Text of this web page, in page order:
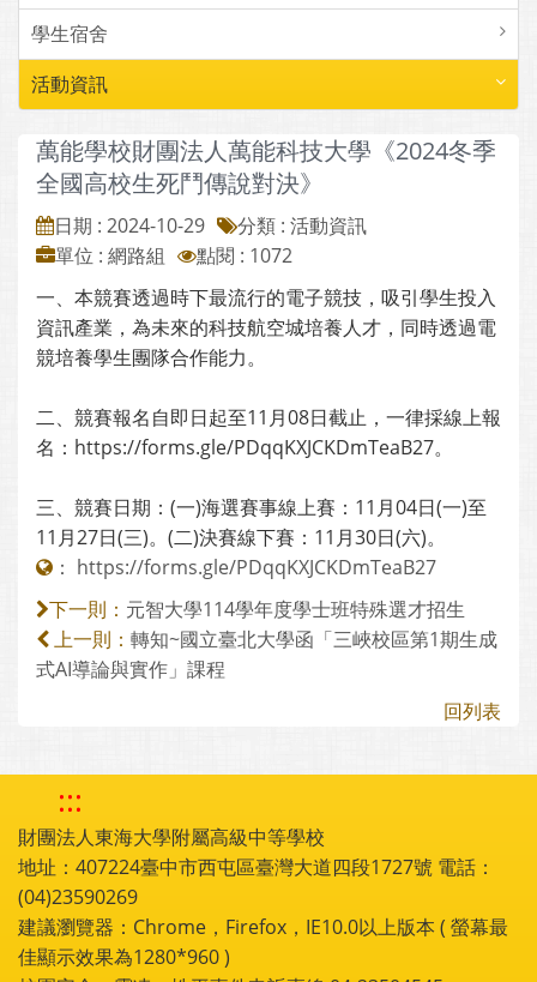
學生宿舍
活動資訊
萬能學校財團法人萬能科技大學《2024冬季
全國高校生死鬥傳說對決》
日期 : 2024-10-29
分類 : 活動資訊
單位 : 網路組
點閱 : 1072
一、本競賽透過時下最流行的電子競技，吸引學生投入
資訊產業，為未來的科技航空城培養人才，同時透過電
競培養學生團隊合作能力。
二、競賽報名自即日起至11月08日截止，一律採線上報
名：https://forms.gle/PDqqKXJCKDmTeaB27。
三、競賽日期：(一)海選賽事線上賽：11月04日(一)至
11月27日(三)。(二)決賽線下賽：11月30日(六)。
： https://forms.gle/PDqqKXJCKDmTeaB27
下一則： 元智大學114學年度學士班特殊選才招生
上一則： 轉知~國立臺北大學函「三峽校區第1期生成
式AI導論與實作」課程
回列表
:::
財團法人東海大學附屬高級中等學校
地址：407224臺中市西屯區臺灣大道四段1727號 電話：
(04)23590269
建議瀏覽器：Chrome，Firefox，IE10.0以上版本 ( 螢幕最
佳顯示效果為1280*960 )